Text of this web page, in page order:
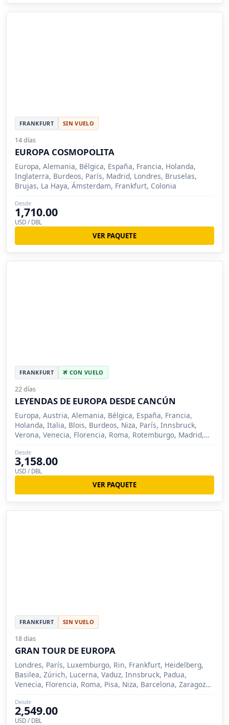
FRANKFURT SIN VUELO
14 días
EUROPA COSMOPOLITA
Europa, Alemania, Bélgica, España, Francia, Holanda,
Inglaterra, Burdeos, París, Madrid, Londres, Bruselas,
Brujas, La Haya, Ámsterdam, Frankfurt, Colonia
Desde
1,710.00
USD / DBL
VER PAQUETE
FRANKFURT CON VUELO
22 días
LEYENDAS DE EUROPA DESDE CANCÚN
Europa, Austria, Alemania, Bélgica, España, Francia,
Holanda, Italia, Blois, Burdeos, Niza, París, Innsbruck,
Verona, Venecia, Florencia, Roma, Rotemburgo, Madrid,
Colonia, Burgos
Desde
3,158.00
USD / DBL
VER PAQUETE
FRANKFURT SIN VUELO
18 días
GRAN TOUR DE EUROPA
Londres, París, Luxemburgo, Rin, Frankfurt, Heidelberg,
Basilea, Zúrich, Lucerna, Vaduz, Innsbruck, Padua,
Venecia, Florencia, Roma, Pisa, Niza, Barcelona, Zaragoza,
Desde
2,549.00
USD / DBL